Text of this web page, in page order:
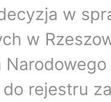
w
w
rejestru